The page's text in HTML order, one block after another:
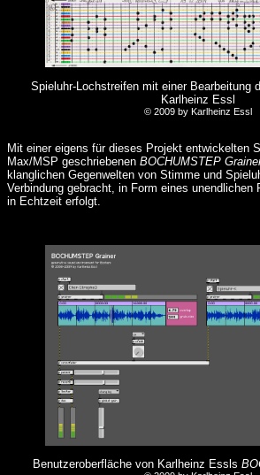
Spieluhr-Lochstreifen mit einer Bearbeitung
Karlheinz Essl
© 2009 by Karlheinz Essl
Mit einer eigens für dieses Projekt entwickelten
Max/MSP geschriebenen BOCHUMSTEP
klanglichen Gegenwelten von Stimme und
Verbindung gebracht, in Form eines unendlichen
in Echtzeit erfolgt.
Benutzeroberfläche von Karlheinz Essls